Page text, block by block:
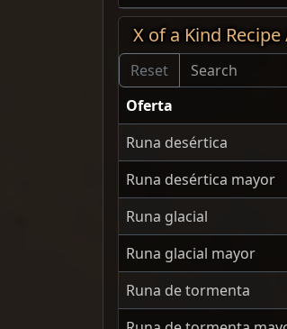
X of a Kind Recipe
Oferta
Runa desértica
Runa desértica mayor
Runa glacial
Runa glacial mayor
Runa de tormenta